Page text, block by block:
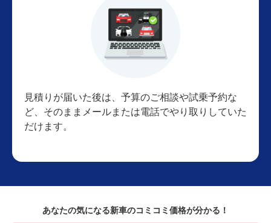
見積りが届いた後は、予算のご相談や試乗予約な
ど、そのままメールまたは電話でやり取りしていた
だけます。
あなたの気になる新車のコミコミ価格が分かる！